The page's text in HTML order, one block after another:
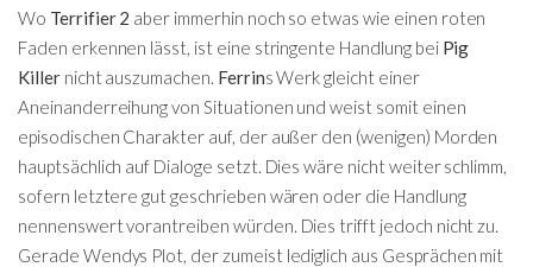
Wo Terrifier 2 aber immerhin noch so etwas wie einen roten
Faden erkennen lässt, ist eine stringente Handlung bei Pig
Killernicht auszumachen. Ferrins Werk gleicht einer
Aneinanderreihung von Situationen und weist somit einen
episodischen Charakter auf, der außer den (wenigen) Morden
hauptsächlich auf Dialoge setzt. Dies wäre nicht weiter schlimm,
sofern letztere gut geschrieben wären oder die Handlung
nennenswert vorantreiben würden. Dies trifft jedoch nicht zu.
Gerade Wendys Plot, der zumeist lediglich aus Gesprächen mit